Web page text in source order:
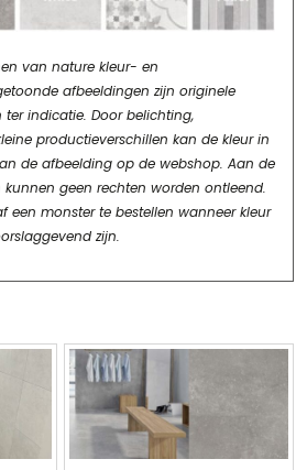
van nature kleur- en
afbeeldingen zijn originele
indicatie. Door belichting,
productieverschillen kan de kleur in
de afbeelding op de webshop. Aan de
geen rechten worden ontleend.
een monster te bestellen wanneer kleur
zijn.